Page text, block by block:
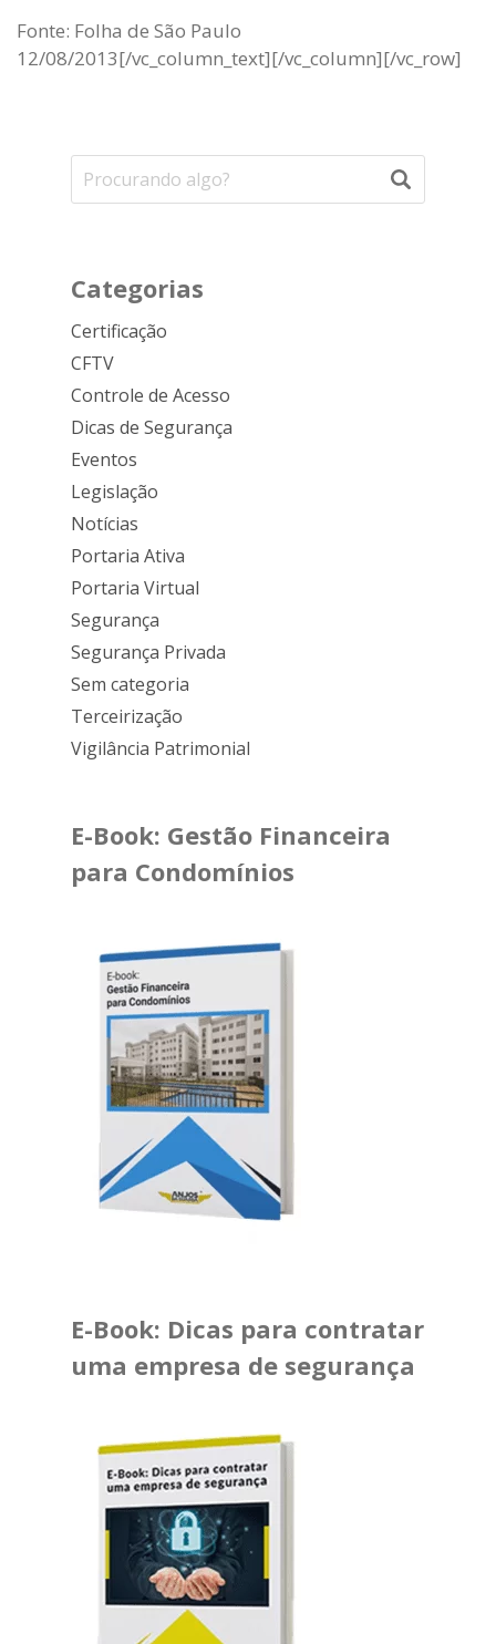
Fonte: Folha de São Paulo
12/08/2013[/vc_column_text][/vc_column][/vc_row]
Categorias
Certificação
CFTV
Controle de Acesso
Dicas de Segurança
Eventos
Legislação
Notícias
Portaria Ativa
Portaria Virtual
Segurança
Segurança Privada
Sem categoria
Terceirização
Vigilância Patrimonial
E-Book: Gestão Financeira
para Condomínios
E-Book: Dicas para contratar
uma empresa de segurança